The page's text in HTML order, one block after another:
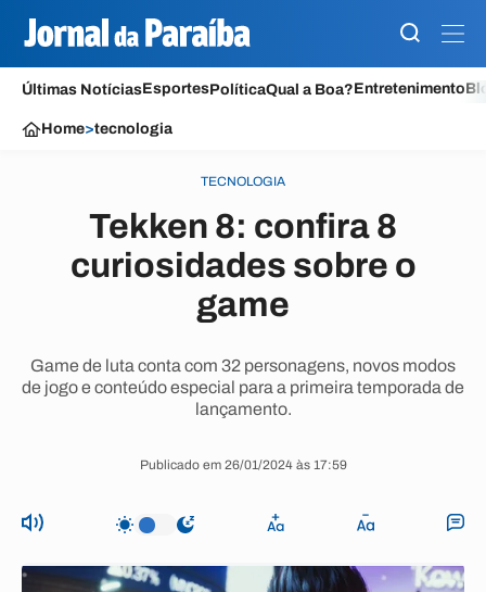
Últimas NotíciasEsportesPolíticaQual a Boa?Entretenimento
Home>tecnologia
TECNOLOGIA
Tekken 8: confira 8
curiosidades sobre o
game
Game de luta conta com 32 personagens, novos modos
de jogo e conteúdo especial para a primeira temporada de
lançamento.
Publicado em 26/01/2024 às 17:59